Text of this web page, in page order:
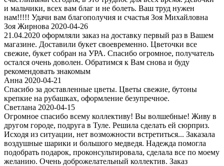
и мальчики, всех вам благ и не болеть. Ваш труд нужен
нам!!!!! Удачи вам благополучия и счастья Зоя Михайловна
Зоя Жирнова 2020-04-26
21.04.2020 оформляли заказ на доставку первый раз в Вашем
магазине. Доставили букет своевременно. Цветочки все
свежие, букет собран на УРА. Спасибо огромное, получатель
остался очень доволен. Обратимся к Вам снова и буду
рекомендовать знакомым
Анна 2020-04-21
Спасибо за доставленные цветы. Цветы свежие, бутоны
крепкие на рубашках, оформление безупречное.
Светлана 2020-04-15
Огромное спасибо всему коллективу! Вы волшебные! Живу в
другом городе, подруга в Туле. Решила сделать ей сюрприз.
Исходя из ситуации, нет возможности встретиться... Заказала
воздушные шарики и большого медведя. Надежда помогла
подобрать подарок, проконсультировала, сделала все по моему
желанию. Очень доброжелательный коллектив. Заказ